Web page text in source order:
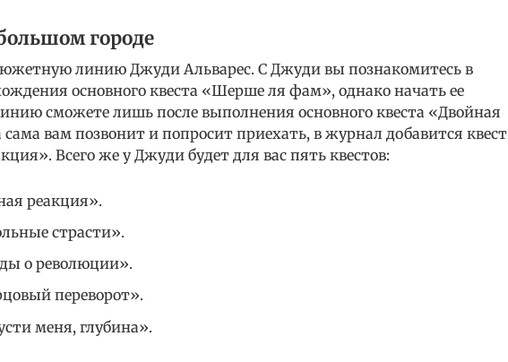
городе
линию Джуди Альварес. С Джуди вы познакомитесь в
основного квеста «Шерше ля фам», однако начать ее
сможете лишь после выполнения основного квеста «Двойная
вам позвонит и попросит приехать, в журнал добавится квест
Всего же у Джуди будет для вас пять квестов:
реакция».
страсти».
о революции».
переворот».
меня, глубина».